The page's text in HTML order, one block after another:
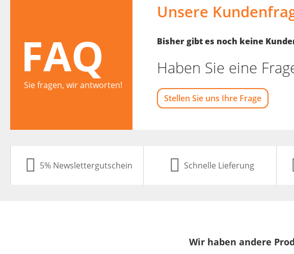
FAQ
Sie fragen, wir antworten!
Unsere
Bisher gibt es noch keine
Haben Sie eine
Stellen Sie uns Ihre Frage
5% Newslettergutschein Schnelle Lieferung
Wir haben andere